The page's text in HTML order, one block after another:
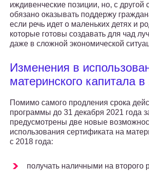
иждивенческие позиции, но, с другой
обязано оказывать поддержу
если речь идет о маленьких детях и
которые готовы создавать для чад
даже в сложной экономической
Изменения в
материнского капитала в
Помимо самого продления срока
программы до 31 декабря 2021 года
предусмотрены две новые
использования сертификата на
с 2018 года:
получать наличными на второго